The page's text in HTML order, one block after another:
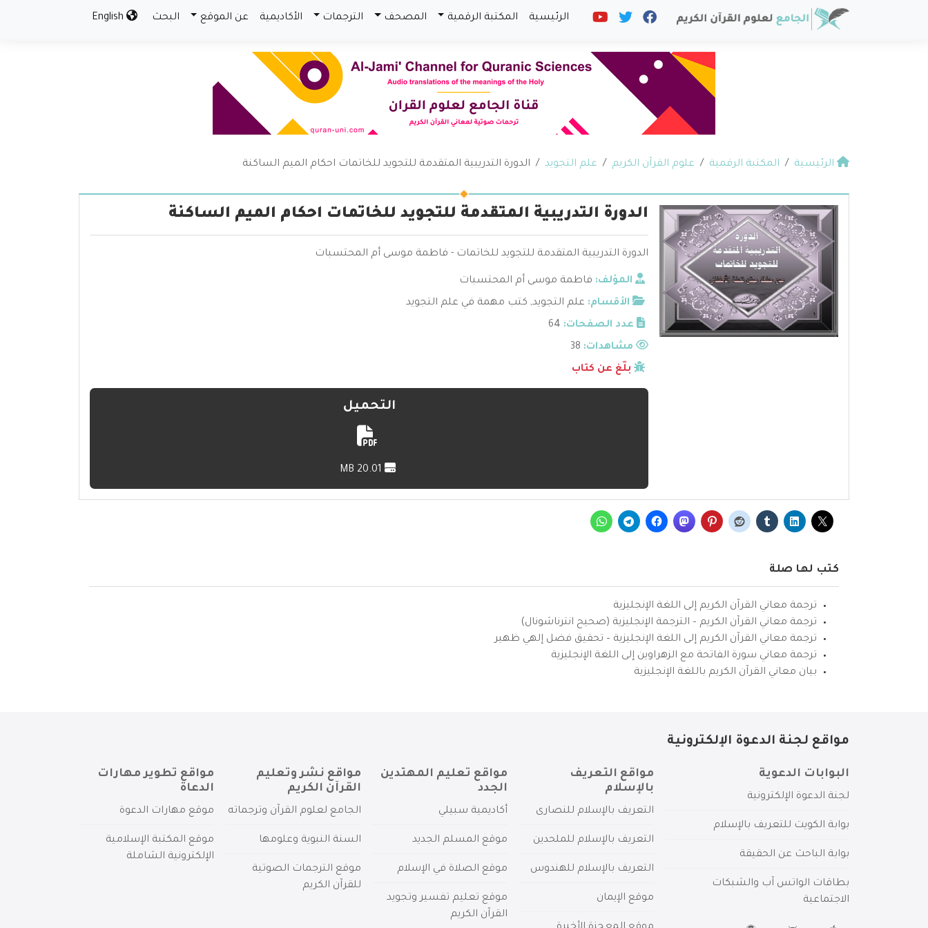
الرئيسية المكتبة الرقمية المصحف الترجمات الأكاديمية عن الموقع البحث
الرئيسية المكتبة الرقمية علوم القرآن الكريم علم التجويد الدورة التدريبية المتقدمة للتجويد للخاتمات احكام الميم الساكنة
الدورة التدريبية المتقدمة للتجويد للخاتمات احكام الميم الساكنة
الدورة التدريبية المتقدمة للتجويد للخاتمات - فاطمة موسى أم المحتسبات
المؤلف: فاطمة موسى أم المحتسبات
الأقسام: علم التجويد, كتب مهمة في علم التجويد
عدد الصفحات: 64
مشاهدات:
بلّغ عن كتاب
التحميل
كتب لها صلة
ترجمة معاني القرآن الكريم إلى اللغة الإنجليزية
ترجمة معاني القرآن الكريم – الترجمة الإنجليزية (صحيح انترناشونال)
ترجمة معاني القرآن الكريم إلى اللغة الإنجليزية – تحقيق فضل إلهي ظهير
ترجمة معاني سورة الفاتحة مع الزهراوين إلى اللغة الإنجليزية
بيان معاني القرآن الكريم باللغة الإنجليزية
مواقع لجنة الدعوة الإلكترونية
البوابات الدعوية
لجنة الدعوة الإلكترونية
بوابة الكويت للتعريف بالإسلام
بوابة الباحث عن الحقيقة
بطاقات الواتس آب والشبكات
الاجتماعية
مواقع التعريف
بالإسلام
التعريف بالإسلام للنصارى
التعريف بالإسلام للملحدين
التعريف بالإسلام للهندوس
موقع الإيمان
مواقع تعليم المهتدين
الجدد
أكاديمية سبيلي
موقع المسلم الجديد
موقع الصلاة في الإسلام
موقع تعليم تفسير وتجويد
القرآن الكريم
مواقع نشر وتعليم
القرآن الكريم
الجامع لعلوم القرآن وترجماته
السنة النبوية وعلومها
موقع الترجمات الصوتية
للقرآن الكريم
مواقع تطوير مهارات
الدعاة
موقع مهارات الدعوة
موقع المكتبة الإسلامية
الإلكترونية الشاملة